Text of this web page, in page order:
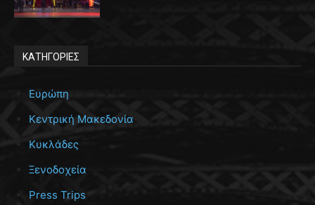
ΚΑΤΗΓΟΡΙΕΣ
Ευρώπη
Κεντρική Μακεδονία
Κυκλάδες
Ξενοδοχεία
Press Trips